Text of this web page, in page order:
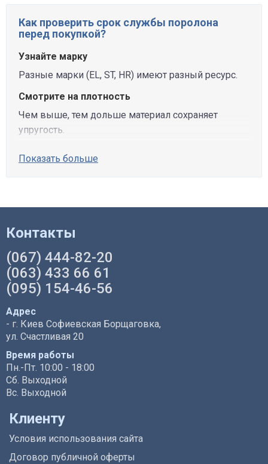
Как проверить срок службы поролона
перед покупкой?
Узнайте марку
Разные марки (EL, ST, HR) имеют разный ресурс.
Смотрите на плотность
Чем выше, тем дольше материал сохраняет
упругость.
Показать больше
Контакты
(067) 444-82-20
(063) 433 66 61
(095) 154-46-56
Адрес
- г. Киев Софиевская Борщаговка,
ул. Счастливая 20
Время работы
Пн.-Пт. 10:00 - 18:00
Сб. Выходной
Вс. Выходной
Клиенту
Условия использования сайта
Договор публичной оферты